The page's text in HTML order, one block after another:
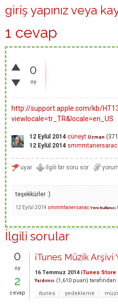
giriş yapınız veya
1 cevap
0
oy
http://support.apple.com/kb/
viewlocale=tr_TR&locale=en_US
12 Eylül 2014 cüneyt Uzman (
12 Eylül 2014 smmmtanersarac
teşekkürler :)
12 Eylül 2014 smmmtanersarac Yeni Kullanıcı
İlgili sorular
0
oy
2
cevap
iTunes Müzik Arşivi
16 Temmuz 2014 iTunes Store
Yardımcı (1,610 puan) tarafından
itunes
yedekleme